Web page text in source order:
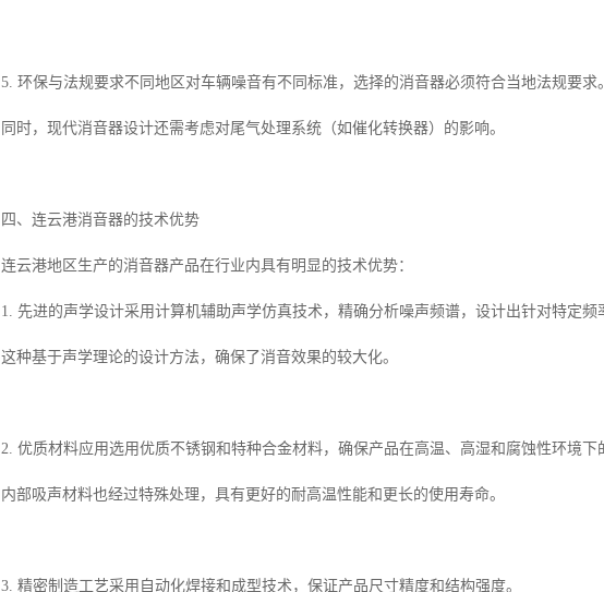
5. 环保与法规要求不同地区对车辆噪音有不同标准，选择的消音器必须符合当地法规要求。
同时，现代消音器设计还需考虑对尾气处理系统（如催化转换器）的影响。
四、连云港消音器的技术优势
连云港地区生产的消音器产品在行业内具有明显的技术优势：
1. 先进的声学设计采用计算机辅助声学仿真技术，精确分析噪声频谱，设计出针对特定频
这种基于声学理论的设计方法，确保了消音效果的较大化。
2. 优质材料应用选用优质不锈钢和特种合金材料，确保产品在高温、高湿和腐蚀性环境下
内部吸声材料也经过特殊处理，具有更好的耐高温性能和更长的使用寿命。
3. 精密制造工艺采用自动化焊接和成型技术，保证产品尺寸精度和结构强度。